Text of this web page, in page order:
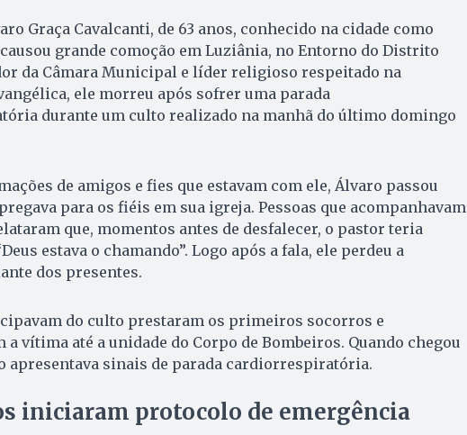
Graça Cavalcanti, de 63 anos, conhecido na cidade como
grande comoção em Luziânia, no Entorno do Distrito
da Câmara Municipal e líder religioso respeitado na
ele morreu após sofrer uma parada
durante um culto realizado na manhã do último domingo
de amigos e fies que estavam com ele, Álvaro passou
para os fiéis em sua igreja. Pessoas que acompanhavam
que, momentos antes de desfalecer, o pastor teria
estava o chamando”. Logo após a fala, ele perdeu a
dos presentes.
do culto prestaram os primeiros socorros e
a vítima até a unidade do Corpo de Bombeiros. Quando chegou
apresentava sinais de parada cardiorrespiratória.
iniciaram protocolo de emergência